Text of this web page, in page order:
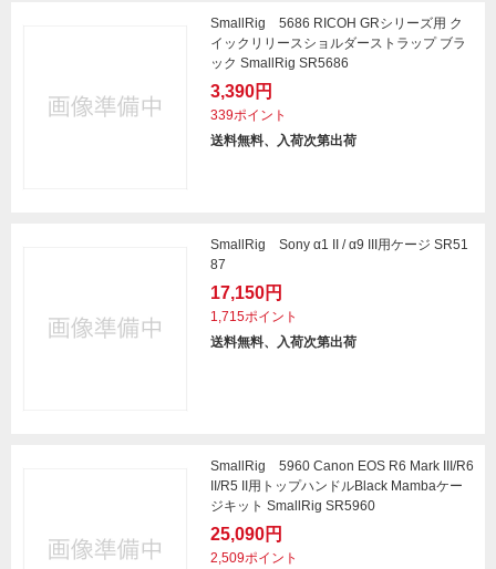
SmallRig 5686 RICOH GRシリーズ用 ク
イックリリースショルダーストラップ ブラ
ック SmallRig SR5686
3,390円
339ポイント
送料無料、入荷次第出荷
SmallRig Sony α1 II / α9 III用ケージ SR51
87
17,150円
1,715ポイント
送料無料、入荷次第出荷
SmallRig 5960 Canon EOS R6 Mark III/R6
II/R5 II用トップハンドルBlack Mambaケー
ジキット SmallRig SR5960
25,090円
2,509ポイント